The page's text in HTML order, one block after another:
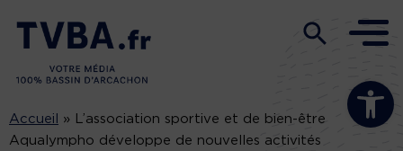
Ouvrir la
Accueil »
L’association sportive et de bien-être
Aqualympho développe de nouvelles activités